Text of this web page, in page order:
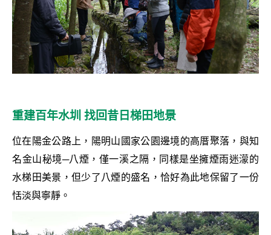
重建百年水圳 找回昔日梯田地景
位在陽金公路上，陽明山國家公園邊境的高厝聚落，與知
名金山秘境─八煙，僅一溪之隔，同樣是坐擁煙雨迷濛的
水梯田美景，但少了八煙的盛名，恰好為此地保留了一份
恬淡與寧靜。